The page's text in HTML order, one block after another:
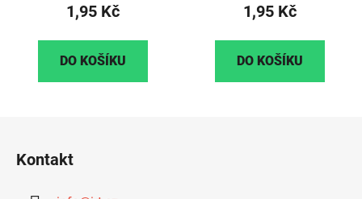
1,95 Kč
DO KOŠÍKU
1,95 Kč
DO KOŠÍKU
Kontakt